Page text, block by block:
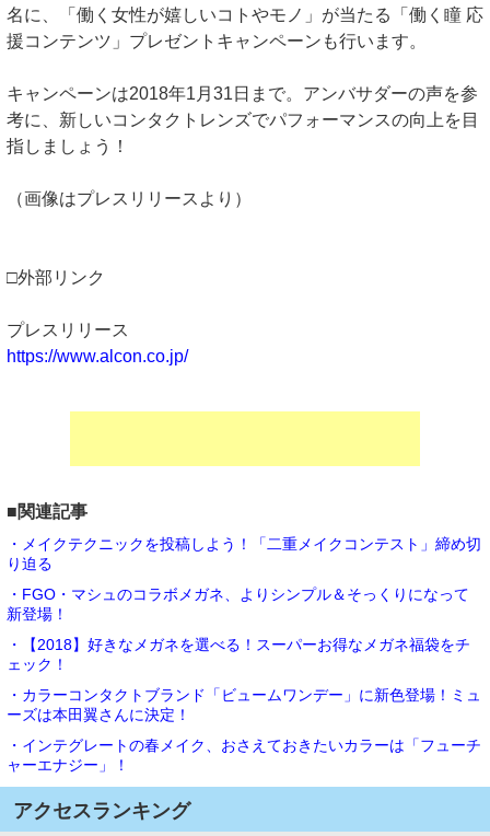
名に、「働く女性が嬉しいコトやモノ」が当たる「働く瞳 応
援コンテンツ」プレゼントキャンペーンも行います。
キャンペーンは2018年1月31日まで。アンバサダーの声を参
考に、新しいコンタクトレンズでパフォーマンスの向上を目
指しましょう！
（画像はプレスリリースより）
□外部リンク
プレスリリース
https://www.alcon.co.jp/
■関連記事
・メイクテクニックを投稿しよう！「二重メイクコンテスト」締め切
り迫る
・FGO・マシュのコラボメガネ、よりシンプル＆そっくりになって
新登場！
・【2018】好きなメガネを選べる！スーパーお得なメガネ福袋をチ
ェック！
・カラーコンタクトブランド「ビュームワンデー」に新色登場！ミュ
ーズは本田翼さんに決定！
・インテグレートの春メイク、おさえておきたいカラーは「フューチ
ャーエナジー」！
アクセスランキング